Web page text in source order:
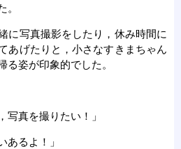
。
に写真撮影をしたり，休み時間に
あげたりと，小さなすきまちゃん
る姿が印象的でした。
写真を撮りたい！」
あるよ！」